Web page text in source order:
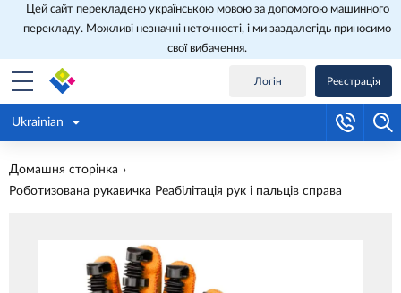
Цей сайт перекладено українською мовою за допомогою машинного
перекладу. Можливі незначні неточності, і ми заздалегідь приносимо
свої вибачення.
Логін Реєстрація
Ukrainian
Домашня сторінка
Роботизована рукавичка Реабілітація рук і пальців справа